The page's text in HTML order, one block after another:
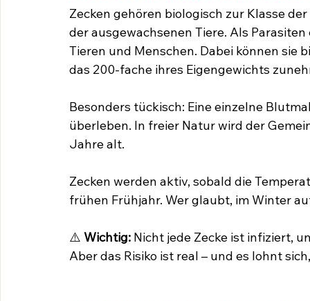
Zecken gehören biologisch zur Klasse
der ausgewachsenen Tiere. Als
Tieren und Menschen. Dabei können sie
das 200-fache ihres Eigengewichts
Besonders tückisch: Eine einzelne
überleben. In freier Natur wird der
Jahre alt.
Zecken werden aktiv, sobald die
frühen Frühjahr. Wer glaubt, im Winter
⚠️ Wichtig: Nicht jede Zecke ist infiziert,
Aber das Risiko ist real – und es lohnt